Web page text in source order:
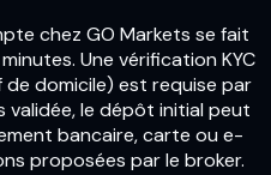
chez GO Markets se fait
Une vérification KYC
domicile) est requise par
validée, le dépôt initial peut
bancaire, carte ou e-
proposées par le broker.